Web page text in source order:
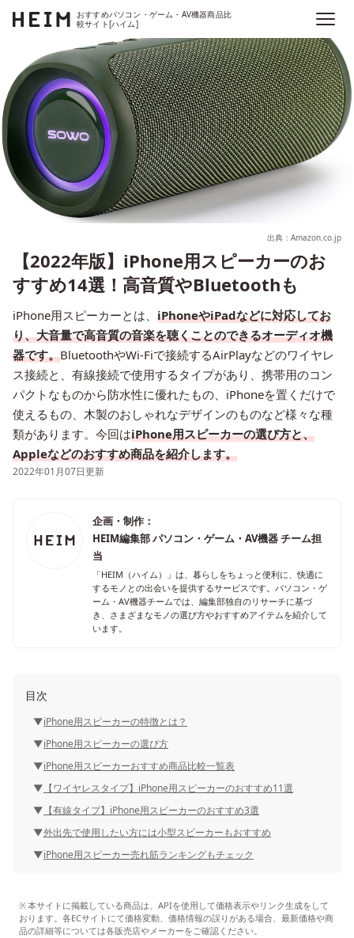
おすすめパソコン・ゲーム・AV機器商品比
較サイト[ハイム]
出典：Amazon.co.jp
【2022年版】iPhone用スピーカーのお
すすめ14選！高音質やBluetoothも
iPhone用スピーカーとは、 iPhoneやiPadなどに対応してお
り、大音量で高音質の音楽を聴くことのできるオーディオ機
器です。BluetoothやWi-Fiで接続するAirPlayなどのワイヤレ
ス接続と、有線接続で使用するタイプがあり、携帯用のコン
パクトなものから防水性に優れたもの、iPhoneを置くだけで
使えるもの、木製のおしゃれなデザインのものなど様々な種
類があります。今回はiPhone用スピーカーの選び方と、
Appleなどのおすすめ商品を紹介します。
2022年01月07日更新
企画・制作：
HEIM編集部 パソコン・ゲーム・AV機器 チーム担
当
「HEIM（ハイム）」は、暮らしをちょっと便利に、快適に
するモノとの出会いを提供するサービスです。パソコン・ゲ
ーム・AV機器チームでは、編集部独自のリサーチに基づ
き、さまざまなモノの選び方やおすすめアイテムを紹介して
います。
目次
iPhone用スピーカーの特徴とは？
iPhone用スピーカーの選び方
iPhone用スピーカーおすすめ商品比較一覧表
【ワイヤレスタイプ】iPhone用スピーカーのおすすめ11選
【有線タイプ】iPhone用スピーカーのおすすめ3選
外出先で使用したい方には小型スピーカーもおすすめ
iPhone用スピーカー売れ筋ランキングもチェック
本サイトに掲載している商品は、APIを使用して価格表示やリンク生成をして
おります。各ECサイトにて価格変動、価格情報の誤りがある場合、最新価格や商
品の詳細等については各販売店やメーカーをご確認ください。